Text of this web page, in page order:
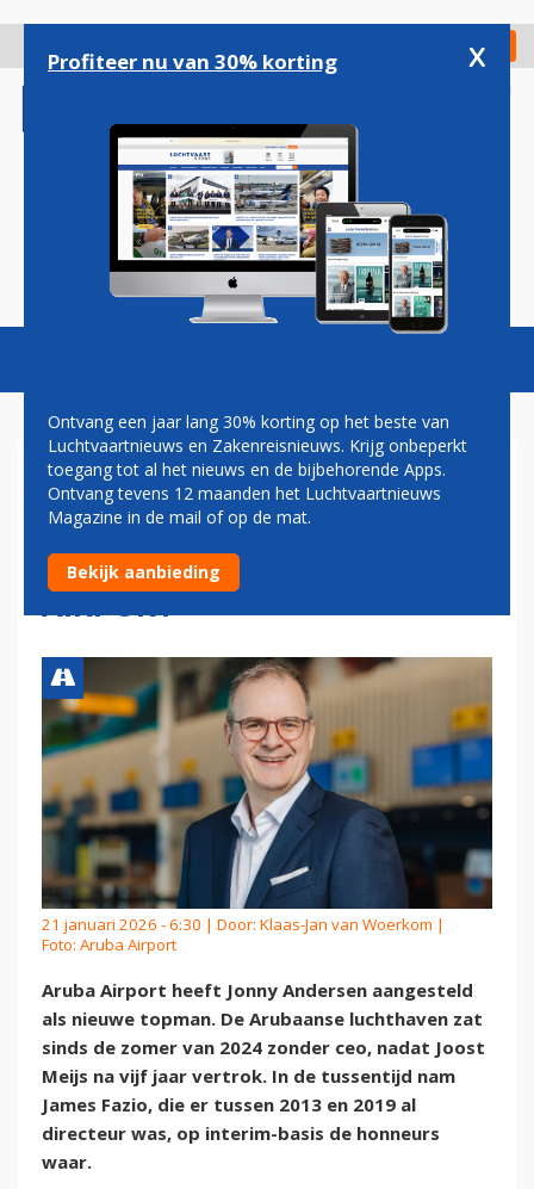
gaan
Check in
Magazine Podcasts Vacatures
VOORMALIG TOPMAN
CURAÇAO AIRPORT MAAKT
OVERSTAP NAAR ARUBA
AIRPORT
21 januari 2026 - 6:30 | Door: Klaas-Jan van Woerkom |
Foto: Aruba Airport
Aruba Airport heeft Jonny Andersen aangesteld
als nieuwe topman. De Arubaanse luchthaven zat
sinds de zomer van 2024 zonder ceo, nadat Joost
Meijs na vijf jaar vertrok. In de tussentijd nam
James Fazio, die er tussen 2013 en 2019 al
directeur was, op interim-basis de honneurs
waar.
Profiteer nu van 30% korting x
Ontvang een jaar lang 30% korting op het beste van
Luchtvaartnieuws en Zakenreisnieuws. Krijg onbeperkt
toegang tot al het nieuws en de bijbehorende Apps.
Ontvang tevens 12 maanden het Luchtvaartnieuws
Magazine in de mail of op de mat.
Bekijk aanbieding